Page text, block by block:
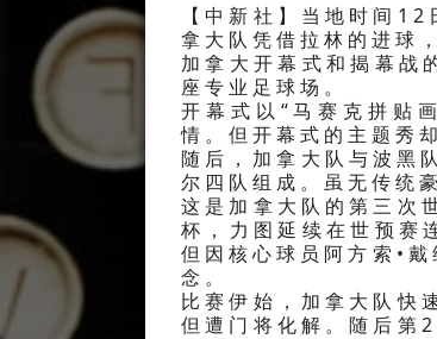
【中新社】当地时间
拿大队凭借拉林的进球
加拿大开幕式和揭幕战
座专业足球场。
开幕式以“马赛克拼贴
情。但开幕式的主题秀
随后，加拿大队与波黑
尔四队组成。虽无传统
这是加拿大队的第三次
杯，力图延续在世预赛
但因核心球员阿方索•
念。
比赛伊始，加拿大队快
但遭门将化解。随后第